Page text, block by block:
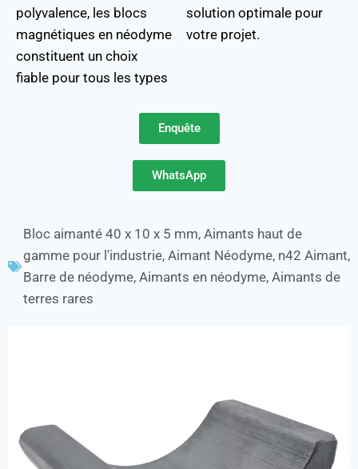
polyvalence, les blocs
magnétiques en néodyme
constituent un choix
fiable pour tous les types
solution optimale pour
votre projet.
Enquête
WhatsApp
Bloc aimanté 40 x 10 x 5 mm, Aimants haut de
gamme pour l'industrie, Aimant Néodyme, n42 Aimant,
Barre de néodyme, Aimants en néodyme, Aimants de
terres rares